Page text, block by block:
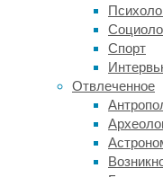
Спорт
Отвлеченное
не
столь
выдающиеся
брови.
Учёные
из
Нью-